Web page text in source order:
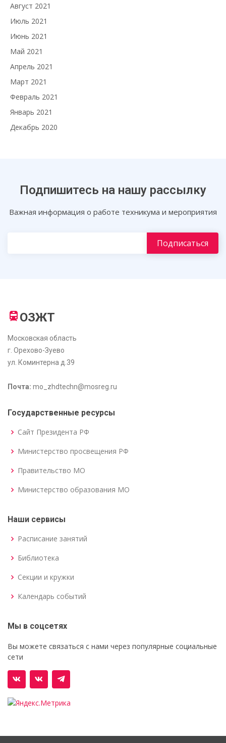
Август 2021
Июль 2021
Июнь 2021
Май 2021
Апрель 2021
Март 2021
Февраль 2021
Январь 2021
Декабрь 2020
Подпишитесь на нашу рассылку
Важная информация о работе техникума и мероприятия
ОЗЖТ
Московская область
г. Орехово-Зуево
ул. Коминтерна д.39
Почта: mo_zhdtechn@mosreg.ru
Государственные ресурсы
Сайт Президента РФ
Министерство просвещения РФ
Правительство МО
Министерство образования МО
Наши сервисы
Расписание занятий
Библиотека
Секции и кружки
Календарь событий
Мы в соцсетях
Вы можете связаться с нами через популярные социальные
сети